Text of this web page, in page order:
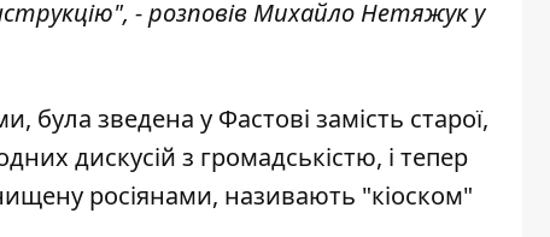
- розповів Михайло Нетяжук у
зведена у Фастові замість старої,
дискусій з громадськістю, і тепер
росіянами, називають "кіоском"